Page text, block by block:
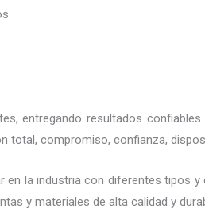
entregando resultados
total, compromiso, confianza,
la industria con diferentes tipos y
y materiales de alta calidad y